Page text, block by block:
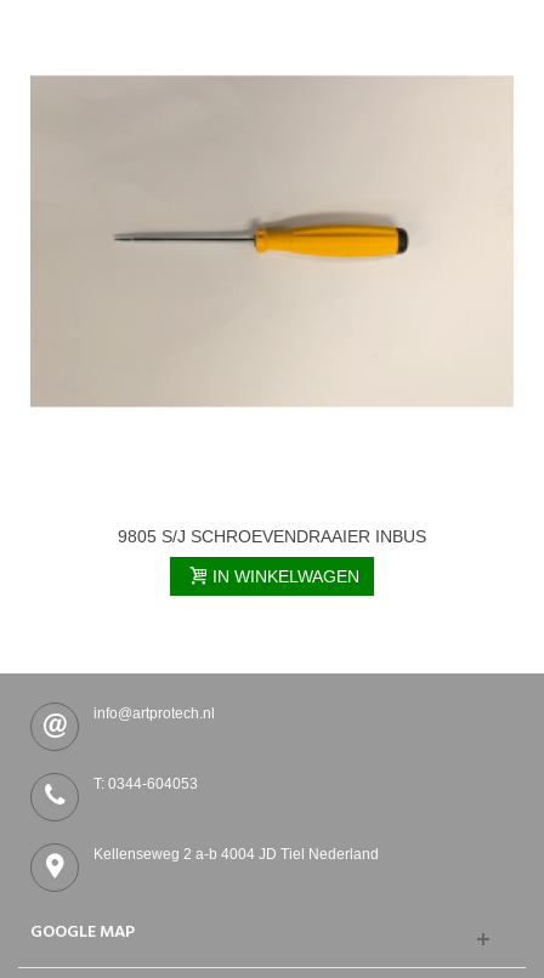
9805 S/J SCHROEVENDRAAIER INBUS
IN WINKELWAGEN
info@artprotech.nl
T: 0344-604053
Kellenseweg 2 a-b 4004 JD Tiel Nederland
GOOGLE MAP